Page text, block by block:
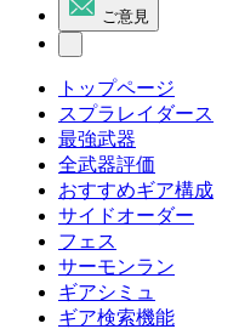
ご意見
トップページ
スプラレイダース
最強武器
全武器評価
おすすめギア構成
サイドオーダー
フェス
サーモンラン
ギアシミュ
ギア検索機能